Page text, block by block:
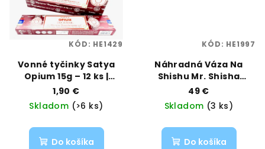
Vonné tyčinky Satya
Opium 15g – 12 ks |
Intenzívna a zmyselná
vôňa | Vaporama
1,90 €
Skladom (>6 ks)
Do košíka
KÓD: HE1429
Náhradná Váza Na
Shishu Mr. Shisha
Tallada 25cm | MR.
SHISHA | VAPORAMA
49 €
Skladom (3 ks)
Do košíka
KÓD: HE1997